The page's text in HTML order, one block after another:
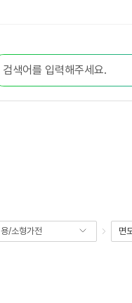
/소형가전 면